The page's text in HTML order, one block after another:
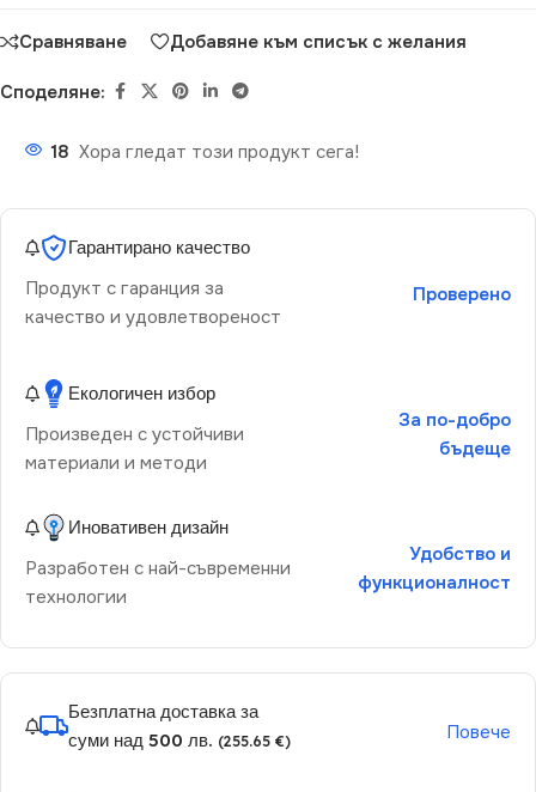
Сравняване Добавяне към списък с желания
Споделяне:
18 Хора гледат този продукт сега!
Гарантирано качество
Продукт с гаранция за
качество и удовлетвореност
Проверено
Екологичен избор
Произведен с устойчиви
материали и методи
За по-добро
бъдеще
Иновативен дизайн
Разработен с най-съвременни
технологии
Удобство и
функционалност
Безплатна доставка за
суми над 500 лв. (255.65 €) Повече